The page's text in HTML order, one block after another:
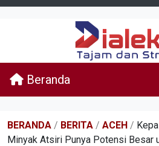
Beranda
BERANDA / BERITA / ACEH /
Minyak Atsiri Punya Potensi Besar